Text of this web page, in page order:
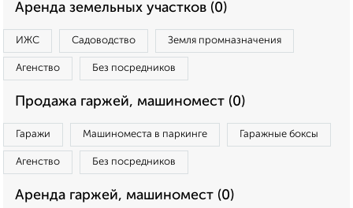
Аренда земельных участков (0)
ИЖС Садоводство Земля промназначения
Агенство Без посредников
Продажа гаржей, машиномест (0)
Гаражи Машиноместа в паркинге Гаражные боксы
Агенство Без посредников
Аренда гаржей, машиномест (0)